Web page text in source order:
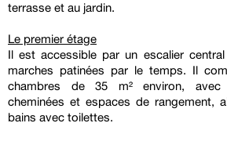
terrasse et au jardin.
Le premier étage
Il est accessible par un escalier
marches patinées par le temps. Il
chambres de 35 m² environ, avec
cheminées et espaces de rangement,
bains avec toilettes.